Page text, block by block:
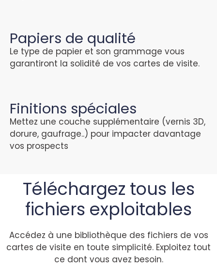
Papiers de qualité
Le type de papier et son grammage vous
garantiront la solidité de vos cartes de visite.
Finitions spéciales
Mettez une couche supplémentaire (vernis 3D,
dorure, gaufrage..) pour impacter davantage
vos prospects
Téléchargez tous les
fichiers exploitables
Accédez à une bibliothèque des fichiers de vos
cartes de visite en toute simplicité. Exploitez tout
ce dont vous avez besoin.